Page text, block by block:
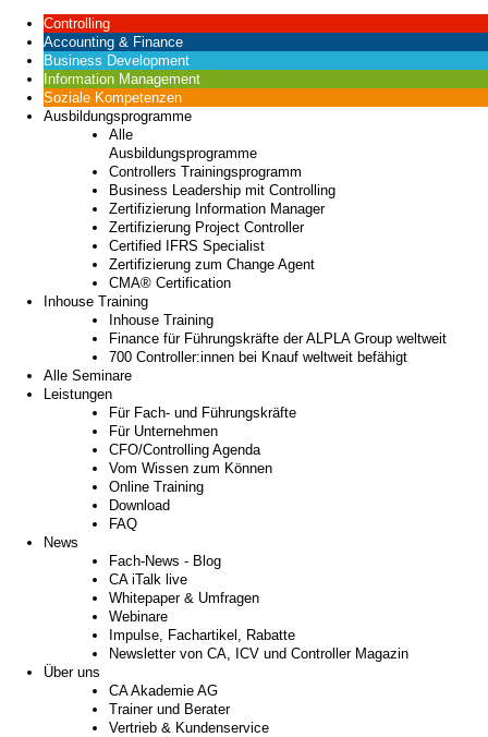
Controlling
Accounting & Finance
Business Development
Information Management
Soziale Kompetenzen
Ausbildungsprogramme
Alle
Ausbildungsprogramme
Controllers Trainingsprogramm
Business Leadership mit Controlling
Zertifizierung Information Manager
Zertifizierung Project Controller
Certified IFRS Specialist
Zertifizierung zum Change Agent
CMA® Certification
Inhouse Training
Inhouse Training
Finance für Führungskräfte der ALPLA Group weltweit
700 Controller:innen bei Knauf weltweit befähigt
Alle Seminare
Leistungen
Für Fach- und Führungskräfte
Für Unternehmen
CFO/Controlling Agenda
Vom Wissen zum Können
Online Training
Download
FAQ
News
Fach-News - Blog
CA iTalk live
Whitepaper & Umfragen
Webinare
Impulse, Fachartikel, Rabatte
Newsletter von CA, ICV und Controller Magazin
Über uns
CA Akademie AG
Trainer und Berater
Vertrieb & Kundenservice